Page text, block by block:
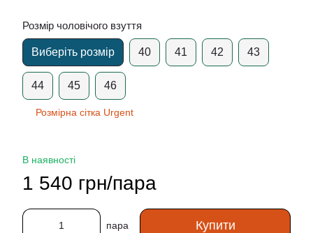
Розмір чоловічого взуття
Виберіть розмір 40 41 42 43
44 45 46
Розмірна сітка Urgent
В наявності
1 540 грн/пара
пара Купити